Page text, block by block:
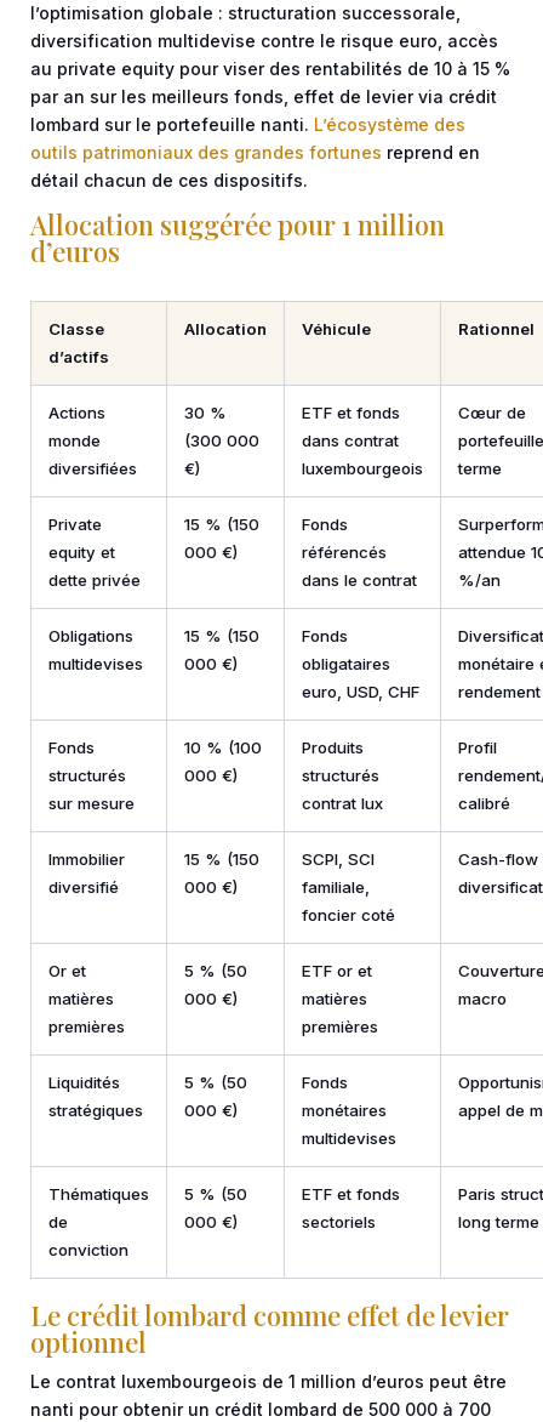
l’optimisation globale : structuration successorale,
diversification multidevise contre le risque euro, accès
au private equity pour viser des rentabilités de 10 à 15 %
par an sur les meilleurs fonds, effet de levier via crédit
lombard sur le portefeuille nanti. L’écosystème des
outils patrimoniaux des grandes fortunes reprend en
détail chacun de ces dispositifs.
Allocation suggérée pour 1 million
d’euros
Classe
d’actifs
Allocation Véhicule Rationnel
Actions
monde
diversifiées
30 %
(300 000
€)
ETF et fonds
dans contrat
luxembourgeois
Cœur de
terme
Private
equity et
dette privée
15 % (150
000 €)
Fonds
référencés
dans le contrat
attendue
%/an
Obligations
multidevises
15 % (150
000 €)
Fonds
obligataires
euro, USD, CHF
monétaire
rendement
Fonds
structurés
sur mesure
10 % (100
000 €)
Produits
structurés
contrat lux
Profil
calibré
Immobilier
diversifié
15 % (150
000 €)
SCPI, SCI
familiale,
foncier coté
Cash-flow
Or et
matières
premières
5 % (50
000 €)
ETF or et
matières
premières
macro
Liquidités
stratégiques
5 % (50
000 €)
Fonds
monétaires
multidevises
appel de
Thématiques
de
conviction
5 % (50
000 €)
ETF et fonds
sectoriels
Paris
long terme
Le crédit lombard comme effet de levier
optionnel
Le contrat luxembourgeois de 1 million d’euros peut être
nanti pour obtenir un crédit lombard de 500 000 à 700